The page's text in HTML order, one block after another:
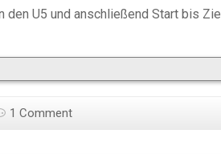
den U5 und anschließend Start bis
1 Comment